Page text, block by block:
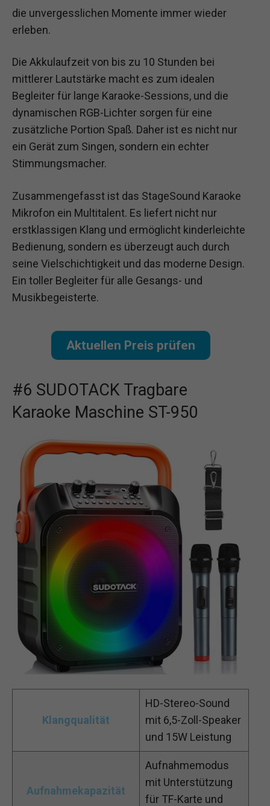
die unvergesslichen Momente immer wieder
erleben.
Die Akkulaufzeit von bis zu 10 Stunden bei
mittlerer Lautstärke macht es zum idealen
Begleiter für lange Karaoke-Sessions, und die
dynamischen RGB-Lichter sorgen für eine
zusätzliche Portion Spaß. Daher ist es nicht nur
ein Gerät zum Singen, sondern ein echter
Stimmungsmacher.
Zusammengefasst ist das StageSound Karaoke
Mikrofon ein Multitalent. Es liefert nicht nur
erstklassigen Klang und ermöglicht kinderleichte
Bedienung, sondern es überzeugt auch durch
seine Vielschichtigkeit und das moderne Design.
Ein toller Begleiter für alle Gesangs- und
Musikbegeisterte.
Aktuellen Preis prüfen
#6 SUDOTACK Tragbare
Karaoke Maschine ST-950
Klangqualität
HD-Stereo-Sound
mit 6,5-Zoll-Speaker
und 15W Leistung
Aufnahmekapazität
Aufnahmemodus
mit Unterstützung
für TF-Karte und